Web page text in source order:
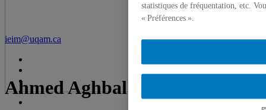
Ahmed Aghbal
ieim@uqam.ca
statistiques de fréquentation, etc.
« Préférences ».